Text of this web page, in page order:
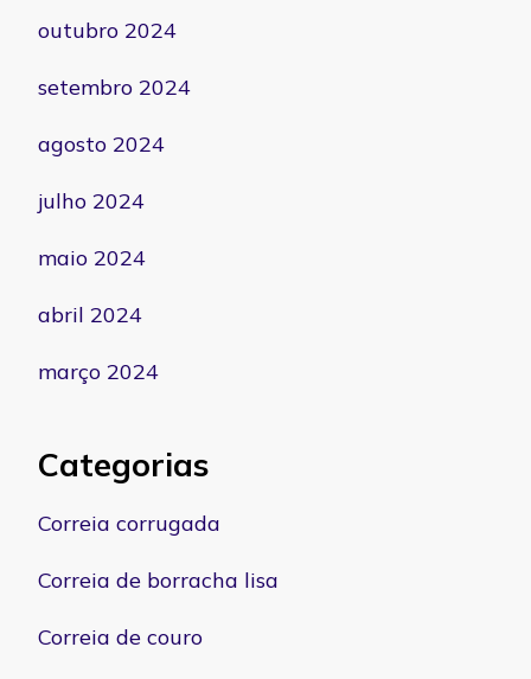
outubro 2024
setembro 2024
agosto 2024
julho 2024
maio 2024
abril 2024
março 2024
Categorias
Correia corrugada
Correia de borracha lisa
Correia de couro